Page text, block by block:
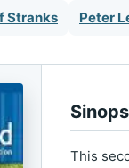
Stranks Peter
This